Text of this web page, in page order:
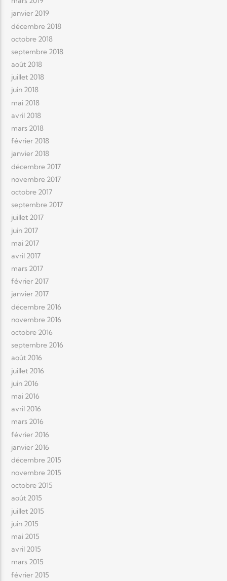
janvier 2019
décembre 2018
octobre 2018
septembre 2018
août 2018
juillet 2018
juin 2018
mai 2018
avril 2018
mars 2018
février 2018
janvier 2018
décembre 2017
novembre 2017
octobre 2017
septembre 2017
juillet 2017
juin 2017
mai 2017
avril 2017
mars 2017
février 2017
janvier 2017
décembre 2016
novembre 2016
octobre 2016
septembre 2016
août 2016
juillet 2016
juin 2016
mai 2016
avril 2016
mars 2016
février 2016
janvier 2016
décembre 2015
novembre 2015
octobre 2015
août 2015
juillet 2015
juin 2015
mai 2015
avril 2015
mars 2015
février 2015